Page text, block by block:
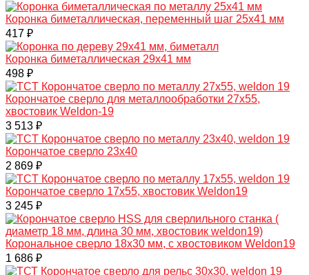
Коронка биметаллическая, переменный шаг 25х41 мм
417 ₽
Коронка биметаллическая 29х41 мм
498 ₽
Корончатое сверло для металлообработки 27x55,
хвостовик Weldon-19
3 513 ₽
Корончатое сверло 23x40
2 869 ₽
Корончатое сверло 17x55, хвостовик Weldon19
3 245 ₽
Корональное сверло 18x30 мм, с хвостовиком Weldon19
1 686 ₽